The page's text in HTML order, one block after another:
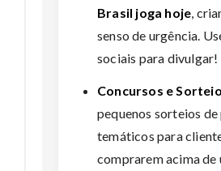
Brasil joga hoje,
senso de urgência.
sociais para divulgar!
Concursos e
pequenos sorteios
temáticos para
comprarem acima de